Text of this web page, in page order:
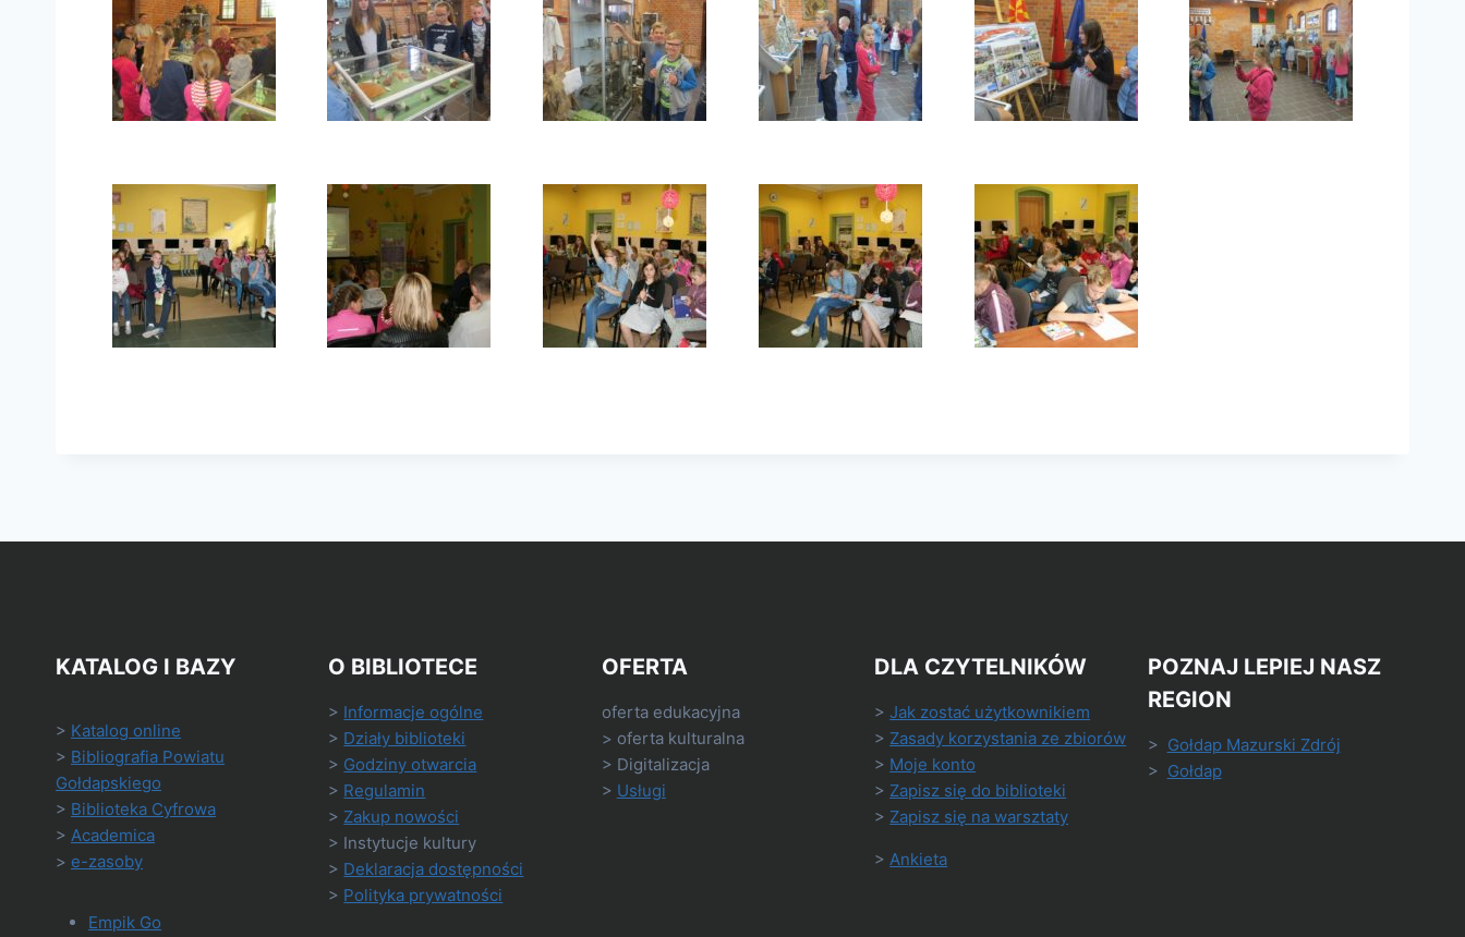
KATALOG I BAZY
> Katalog online
> Bibliografia Powiatu
Gołdapskiego
> Biblioteka Cyfrowa
> Academica
> e-zasoby
Empik Go
O BIBLIOTECE
> Informacje ogólne
> Działy biblioteki
> Godziny otwarcia
> Regulamin
> Zakup nowości
> Instytucje kultury
> Deklaracja dostępności
> Polityka prywatności
OFERTA
oferta edukacyjna
> oferta kulturalna
> Digitalizacja
> Usługi
DLA CZYTELNIKÓW
>Jak zostać użytkownikiem
> Zasady korzystania ze zbiorów
> Moje konto
> Zapisz się do biblioteki
> Zapisz się na warsztaty
> Ankieta
POZNAJ LEPIEJ NASZ
REGION
> Gołdap Mazurski Zdrój
> Gołdap